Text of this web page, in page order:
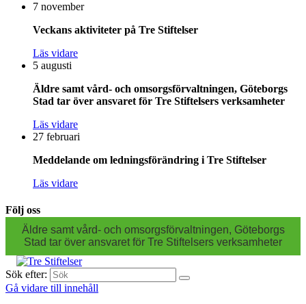
7 november
Veckans aktiviteter på Tre Stiftelser
Läs vidare
5 augusti
Äldre samt vård- och omsorgsförvaltningen, Göteborgs
Stad tar över ansvaret för Tre Stiftelsers verksamheter
Läs vidare
27 februari
Meddelande om ledningsförändring i Tre Stiftelser
Läs vidare
Följ oss
Äldre samt vård- och omsorgsförvaltningen, Göteborgs
Stad tar över ansvaret för Tre Stiftelsers verksamheter
Sök efter:
Gå vidare till innehåll